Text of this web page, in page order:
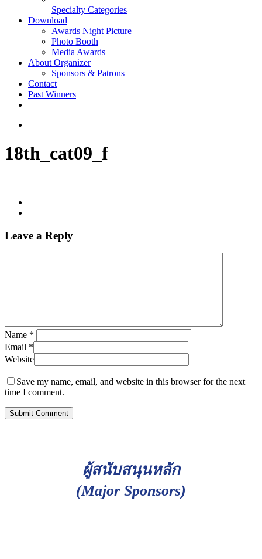
Specialty Categories
Download
Awards Night Picture
Photo Booth
Media Awards
About Organizer
Sponsors & Patrons
Contact
Past Winners
18th_cat09_f
Leave a Reply
Name *
Email *
Website
Save my name, email, and website in this browser for the next
time I comment.
ผู้สนับสนุนหลัก
(Major Sponsors)